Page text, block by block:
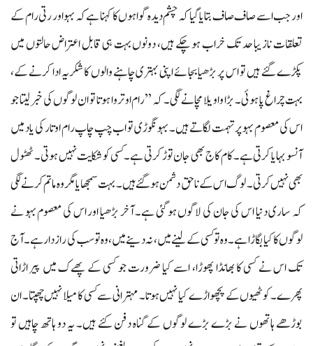
اور جب اسے صاف صاف بتایا گیا کہ چشم دیدہ گواہوں کا کہنا ہے کہ بہو اور رتی رام کے
تعلقات نازیبا حد تک خراب ہو چکے ہیں، دونوں بہت ہی قابل اعتراض حالتوں میں
پکڑے گئے ہیں تو اس پر بڑھیا بجائے اپنی بہتری چاہنے والوں کا شکریہ ادا کرنے کے،
بہت چراغ پا ہوئی۔ بڑا واویلا مچانے لگی۔ کہ ’’رام اوتروا ہوتا تو ان لوگوں کی خبر لیتا جو
اس کی معصوم بہو پر تہمت لگاتے ہیں۔ بہو نگوڑی تو اب چپ چاپ رام اوتار کی یاد میں
آنسو بہایا کرتی ہے۔ کام کاج بھی جان توڑ کرتی ہے۔کسی کو شکایت نہیں ہوتی۔ ٹھٹول
بھی نہیں کرتی۔ لوگ اس کے ناحق دشمن ہو گئے ہیں۔ بہت سمجھایا مگر وہ ماتم کرنے لگی
کہ ساری دنیا اس کی جان کی لاگوں ہو گئی ہے۔ آخر بڑھیا اور اس کی معصوم بہو نے
لوگوں کا کیا بگاڑا ہے۔ وہ تو کسی کے لینے میں، نہ دینے میں، وہ تو سب کی راز دار ہے۔ آج
تک اس نے کسی کا بھانڈا پھوڑا، اسے کیا ضرورت جو کسی کے پھےک میں پیر اڑاتی
پھرے۔ کوٹھیوں کے پچھواڑے کیا نہیں ہوتا۔ مہترانی سے کسی کا میلا نہیں چھپتا۔ ان
بوڑھے ہاتھوں نے بڑے بڑے لوگوں کے گناہ دفن کئے ہیں۔ یہ دو ہاتھ چاہیں تو